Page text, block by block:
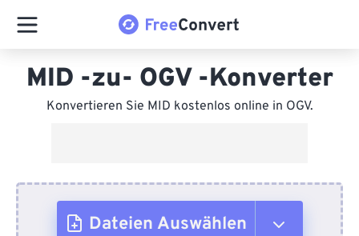
MID -zu- OGV -Konverter
Konvertieren Sie MID kostenlos online in OGV.
Dateien Auswählen